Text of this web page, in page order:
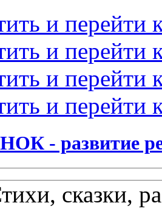
и перейти
и перейти
и перейти
и перейти
- развитие
сказки,